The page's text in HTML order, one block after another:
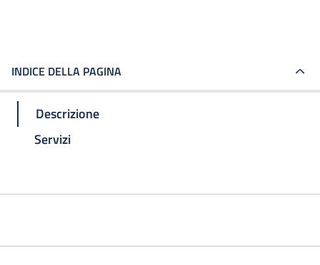
INDICE DELLA PAGINA
Descrizione
Servizi